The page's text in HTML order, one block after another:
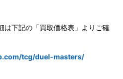
は下記の「買取価格表」よりご確
tcg/duel-masters/